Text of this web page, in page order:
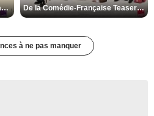
Les Matins merveilleux Bande-annonce VF De la Comédie-Française Teaser VF
à ne pas manquer